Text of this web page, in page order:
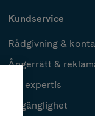
Kundservice
Rådgivning &
Ångerrätt &
Vår expertis
Tillgänglighet